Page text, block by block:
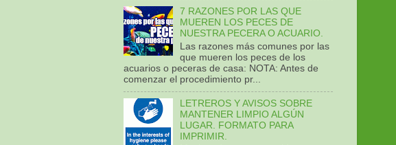
7 RAZONES POR LAS QUE
MUEREN LOS PECES DE
NUESTRA PECERA O ACUARIO.
Las razones más comunes por las
que mueren los peces de los
acuarios o peceras de casa: NOTA: Antes de
comenzar el procedimiento pr...
LETREROS Y AVISOS SOBRE
MANTENER LIMPIO ALGÚN
LUGAR. FORMATO PARA
IMPRIMIR.